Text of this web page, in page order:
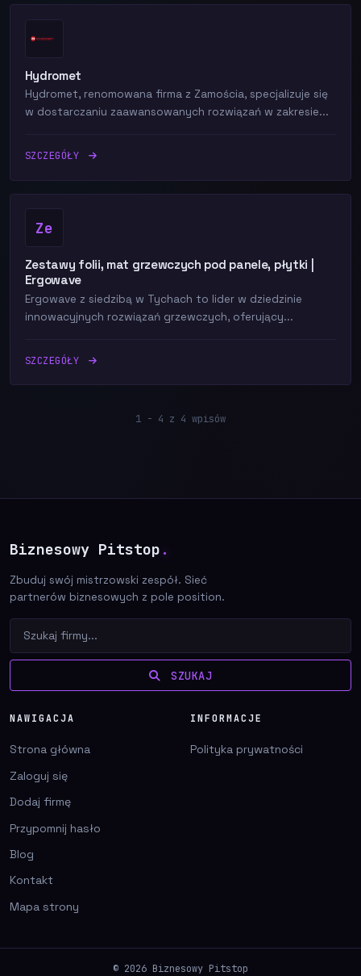
Hydromet
Hydromet, renomowana firma z Zamościa, specjalizuje się
w dostarczaniu zaawansowanych rozwiązań w zakresie...
SZCZEGÓŁY
Ze
Zestawy folii, mat grzewczych pod panele, płytki |
Ergowave
Ergowave z siedzibą w Tychach to lider w dziedzinie
innowacyjnych rozwiązań grzewczych, oferujący...
SZCZEGÓŁY
1 - 4 z 4 wpisów
Biznesowy Pitstop .
Zbuduj swój mistrzowski zespół. Sieć
partnerów biznesowych z pole position.
SZUKAJ
NAWIGACJA
Strona główna
Zaloguj się
Dodaj firmę
Przypomnij hasło
Blog
Kontakt
Mapa strony
INFORMACJE
Polityka prywatności
© 2026 Biznesowy Pitstop